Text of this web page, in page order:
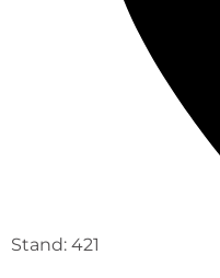
Stand: 421